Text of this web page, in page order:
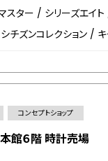
スター / シリーズエイト
シチズンコレクション /
コンセプトショップ
館６階 時計売場